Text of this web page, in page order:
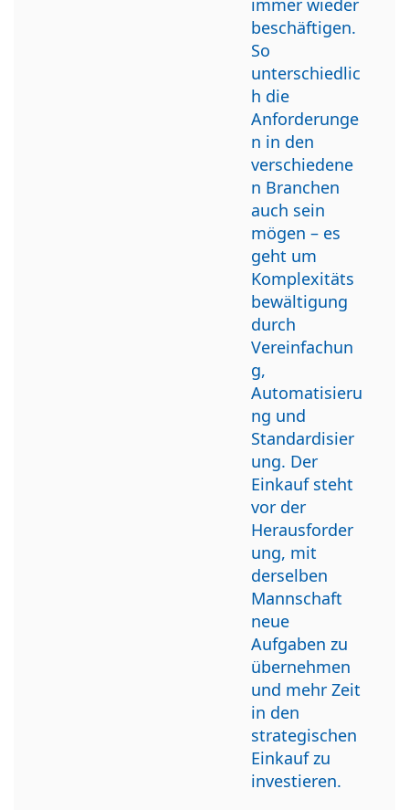
immer wieder
beschäftigen.
So
unterschiedlic
h die
Anforderunge
n in den
verschiedene
n Branchen
auch sein
mögen – es
geht um
Komplexitäts
bewältigung
durch
Vereinfachun
g,
Automatisieru
ng und
Standardisier
ung. Der
Einkauf steht
vor der
Herausforder
ung, mit
derselben
Mannschaft
neue
Aufgaben zu
übernehmen
und mehr Zeit
in den
strategischen
Einkauf zu
investieren.